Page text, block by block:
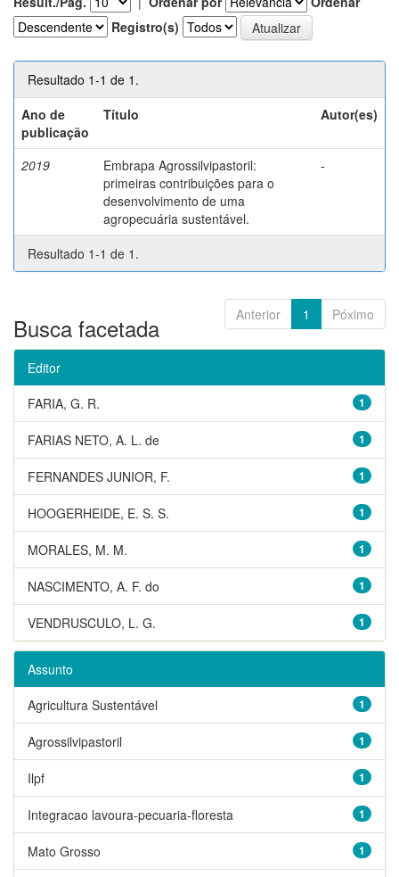
Registro(s)
Resultado 1-1 de 1.
Ano de
publicação
Título Autor(es)
2019
Embrapa Agrossilvipastoril:
primeiras contribuições para o
desenvolvimento de uma
agropecuária sustentável.
-
Resultado 1-1 de 1.
Anterior 1 Póximo
Busca facetada
Editor
1
FARIA, G. R.
1
FARIAS NETO, A. L. de
1
FERNANDES JUNIOR, F.
1
HOOGERHEIDE, E. S. S.
1
MORALES, M. M.
1
NASCIMENTO, A. F. do
1
VENDRUSCULO, L. G.
Assunto
1
Agricultura Sustentável
1
Agrossilvipastoril
1
Ilpf
1
Integracao lavoura-pecuaria-floresta
1
Mato Grosso